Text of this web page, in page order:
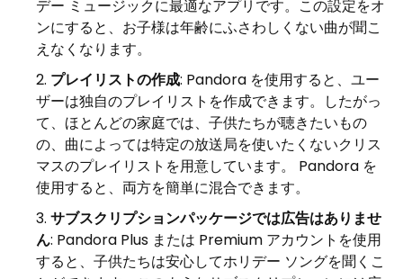
デー ミュージックに最適なアプリです。この設定をオ
ンにすると、お子様は年齢にふさわしくない曲が聞こ
えなくなります。
プレイリストの作成: Pandora を使用すると、ユー
ザーは独自のプレイリストを作成できます。したがっ
て、ほとんどの家庭では、子供たちが聴きたいもの
の、曲によっては特定の放送局を使いたくないクリス
マスのプレイリストを用意しています。 Pandora を
使用すると、両方を簡単に混合できます。
サブスクリプションパッケージでは広告はありませ
ん: Pandora Plus または Premium アカウントを使用
すると、子供たちは安心してホリデー ソングを聞くこ